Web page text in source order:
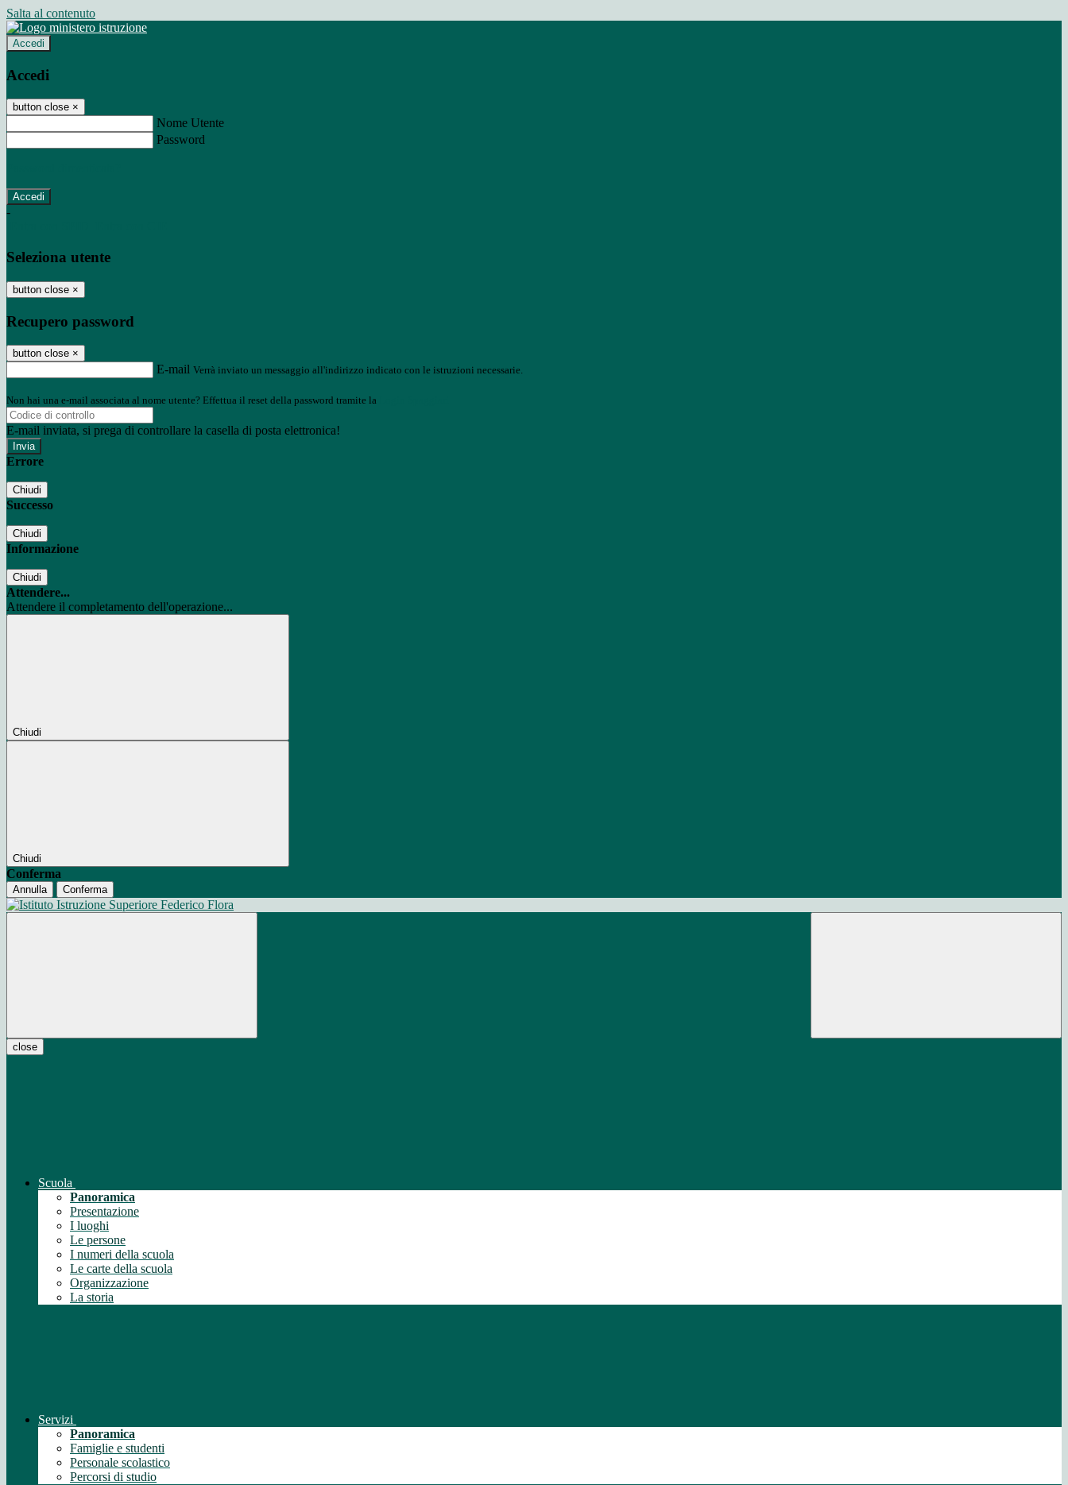
Salta al contenuto
Accedi
Accedi
button close ×
Nome Utente
Password
-
Seleziona utente
button close ×
Recupero password
button close ×
E-mail Verrà inviato un messaggio all'indirizzo indicato con le istruzioni necessarie.
Non hai una e-mail associata al nome utente? Effettua il reset della password tramite la
E-mail inviata, si prega di controllare la casella di posta elettronica!
Errore
Chiudi
Successo
Chiudi
Informazione
Chiudi
Attendere...
Attendere il completamento dell'operazione...
Chiudi
Chiudi
Conferma
Annulla Conferma
close
Scuola
Panoramica
Presentazione
I luoghi
Le persone
I numeri della scuola
Le carte della scuola
Organizzazione
La storia
Servizi
Panoramica
Famiglie e studenti
Personale scolastico
Percorsi di studio